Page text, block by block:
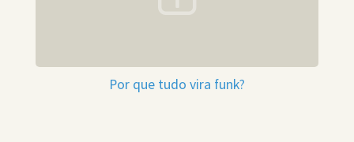
Por que tudo vira funk?